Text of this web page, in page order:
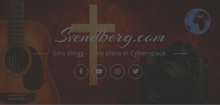
Svendberg.com
Siris blogg – …my place in Cyberspace.